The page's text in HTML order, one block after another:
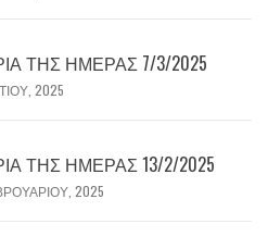
ΤΗΣ ΗΜΈΡΑΣ 7/3/2025
2025
ΤΗΣ ΗΜΈΡΑΣ 13/2/2025
2025